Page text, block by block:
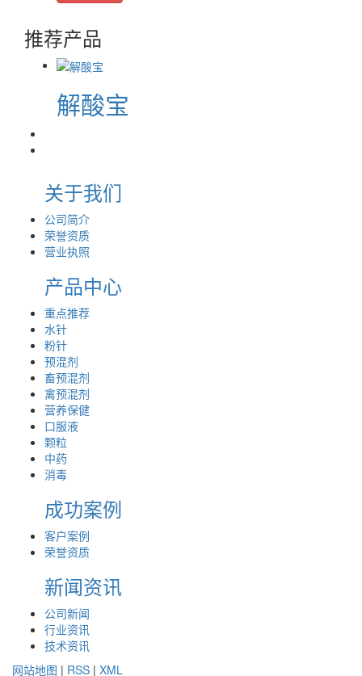
推荐产品
解酸宝
关于我们
公司简介
荣誉资质
营业执照
产品中心
重点推荐
水针
粉针
预混剂
畜预混剂
禽预混剂
营养保健
口服液
颗粒
中药
消毒
成功案例
客户案例
荣誉资质
新闻资讯
公司新闻
行业资讯
技术资讯
网站地图 | RSS | XML